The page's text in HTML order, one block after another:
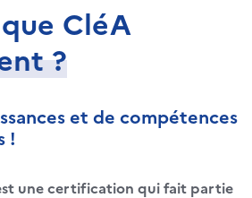
CléA
?
et de compétences
!
une certification qui fait partie